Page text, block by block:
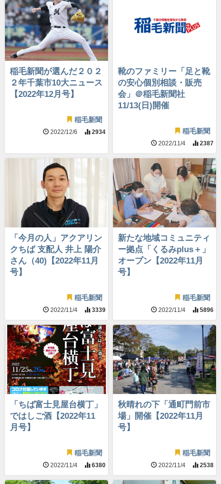
稲毛新聞が選んだ２０２
２年千葉市10大ニュース
【2022年12月号】
稲毛新聞
2022/12/6 2934
靴のファミリー「足と靴
の安心個別相談・販売
会」＠稲毛新聞社
11/13(日)開催
稲毛新聞
2022/11/4 2387
「今月の人」アクアリン
クちば 支配人 井上 陽介
さん（40)【2022年11月
号】
稲毛新聞
2022/11/4 3339
新たな地域コミュニティ
ー拠点「くるみplus＋」
オープン【2022年11月
号】
稲毛新聞
2022/11/4 5896
「ちば富士見屋台横丁」
ではしご酒【2022年11
月号】
稲毛新聞
2022/11/4 6380
秋晴れの下「通町門前市
場」開催【2022年11月
号】
稲毛新聞
2022/11/4 2538